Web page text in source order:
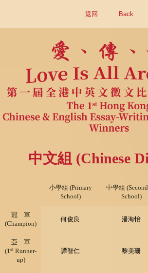
返回 Back
中文組 (Chinese
小學組 (Primary
School)
中學組
School)
冠 軍
(Champion)
何俊良 潘海怡
亞 軍
(1st Runner-
up)
譚智仁 黎美珊